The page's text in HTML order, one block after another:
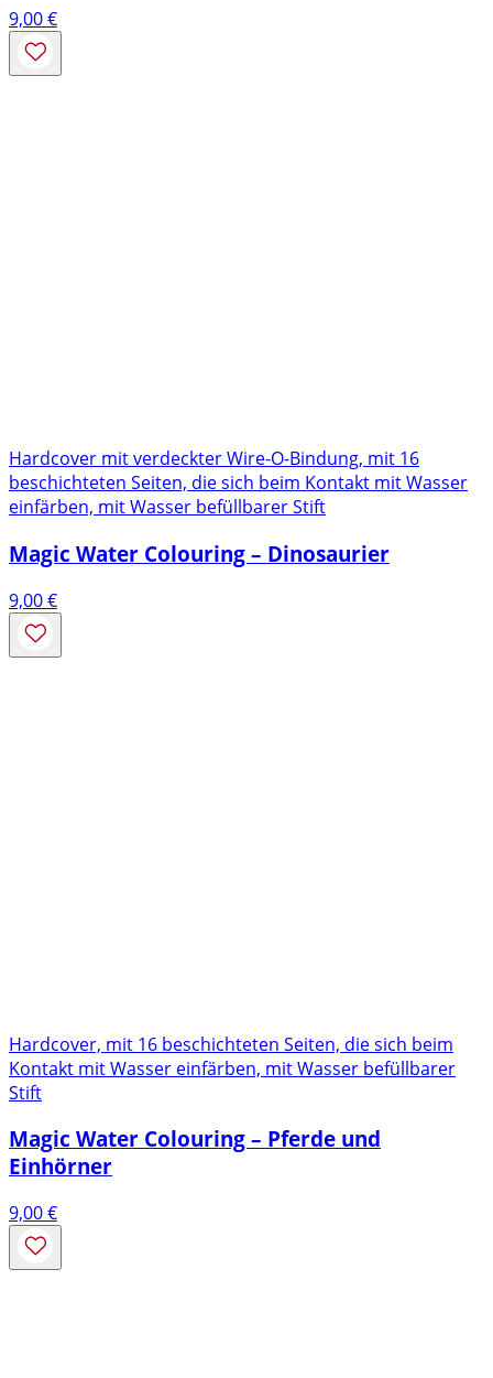
9,00€
Hardcover mit verdeckter Wire-O-Bindung, mit 16
beschichteten Seiten, die sich beim Kontakt mit Wasser
einfärben, mit Wasser befüllbarer Stift
Magic Water Colouring – Dinosaurier
9,00€
Hardcover, mit 16 beschichteten Seiten, die sich beim
Kontakt mit Wasser einfärben, mit Wasser befüllbarer
Stift
Magic Water Colouring – Pferde und
Einhörner
9,00€